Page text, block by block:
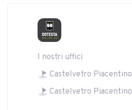
I nostri uffici
Castelvetro Piacentino
Castelvetro Piacentino